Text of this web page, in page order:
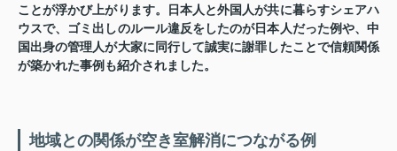
ことが浮かび上がります。日本人と外国人が共に暮らすシェアハ
ウスで、ゴミ出しのルール違反をしたのが日本人だった例や、中
国出身の管理人が大家に同行して誠実に謝罪したことで信頼関係
が築かれた事例も紹介されました。
地域との関係が空き室解消につながる例